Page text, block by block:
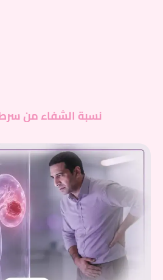
نسبة الشفاء من